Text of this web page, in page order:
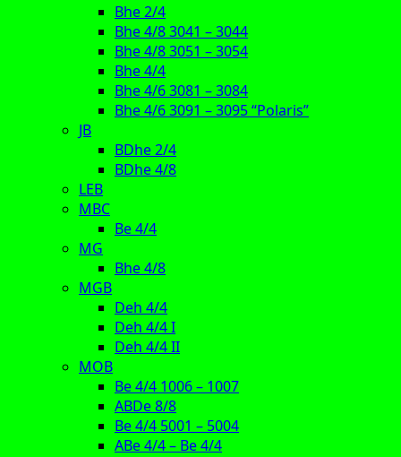
Bhe 2/4
Bhe 4/8 3041 – 3044
Bhe 4/8 3051 – 3054
Bhe 4/4
Bhe 4/6 3081 – 3084
Bhe 4/6 3091 – 3095 “Polaris”
JB
BDhe 2/4
BDhe 4/8
LEB
MBC
Be 4/4
MG
Bhe 4/8
MGB
Deh 4/4
Deh 4/4 I
Deh 4/4 II
MOB
Be 4/4 1006 – 1007
ABDe 8/8
Be 4/4 5001 – 5004
ABe 4/4 – Be 4/4